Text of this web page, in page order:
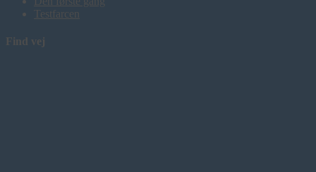
Testfarcen
Find vej